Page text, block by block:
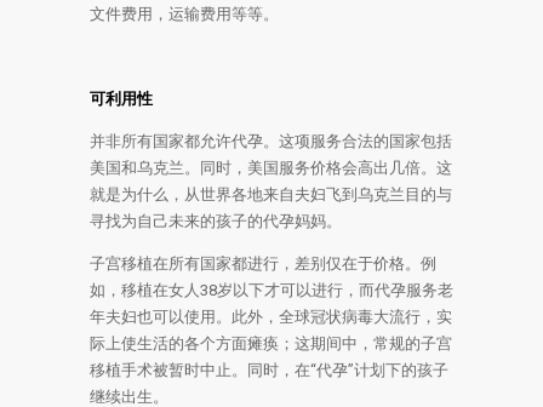
文件费用，运输费用等等。
可利用性
并非所有国家都允许代孕。这项服务合法的国家包括
美国和乌克兰。同时，美国服务价格会高出几倍。这
就是为什么，从世界各地来自夫妇飞到乌克兰目的与
寻找为自己未来的孩子的代孕妈妈。
子宫移植在所有国家都进行，差别仅在于价格。例
如，移植在女人38岁以下才可以进行，而代孕服务老
年夫妇也可以使用。此外，全球冠状病毒大流行，实
际上使生活的各个方面瘫痪；这期间中，常规的子宫
移植手术被暂时中止。同时，在“代孕”计划下的孩子
继续出生。